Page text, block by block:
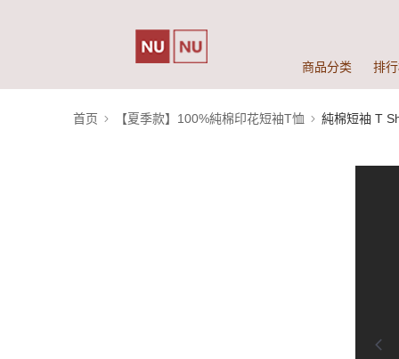
商品分类 排
首页 【夏季款】100%純棉印花短袖T恤 純棉短袖 T